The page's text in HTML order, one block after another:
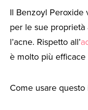
Il Benzoyl
per le sue
l’acne. Rispetto all’
è molto più efficace
Come usare